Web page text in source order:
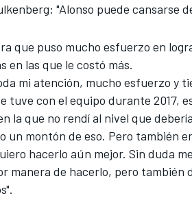
"Alonso puede cansarse
que puso mucho esfuerzo en
en las que le costó más.
mi atención, mucho esfuerzo y
tuve con el equipo durante 2017,
la que no rendí al nivel que
un montón de eso. Pero también
hacerlo aún mejor. Sin duda
manera de hacerlo, pero